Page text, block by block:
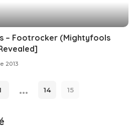
– Footrocker (Mightyfools
2013
… 14 15